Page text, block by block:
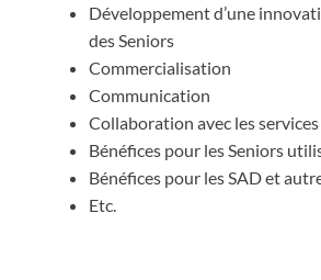
Développement d’une
des Seniors
Commercialisation
Communication
Collaboration avec les
Bénéfices pour les Seniors
Bénéfices pour les SAD et
Etc.